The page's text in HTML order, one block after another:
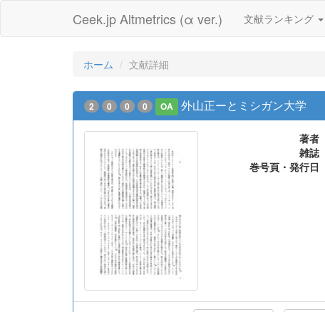
Ceek.jp Altmetrics (α ver.) 文献ランキング
ホーム 文献詳細
2 0 0 0 OA 外山正ーとミシガン大学
著者
雑誌
巻号頁・発行日